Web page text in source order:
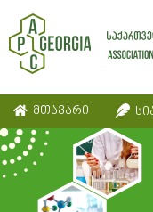
მთავარი